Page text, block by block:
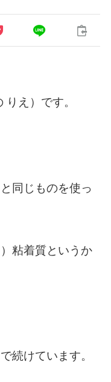
え）です。
同じものを使っ
粘着質というか
続けています。